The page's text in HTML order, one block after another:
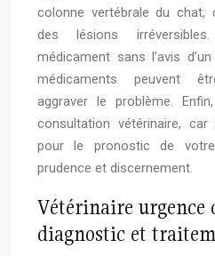
colonne vertébrale du chat,
des lésions irréversibles.
médicament sans l’avis
médicaments peuvent
aggraver le problème.
consultation vétérinaire,
pour le pronostic de
prudence et discernement.
Vétérinaire urgence
diagnostic et